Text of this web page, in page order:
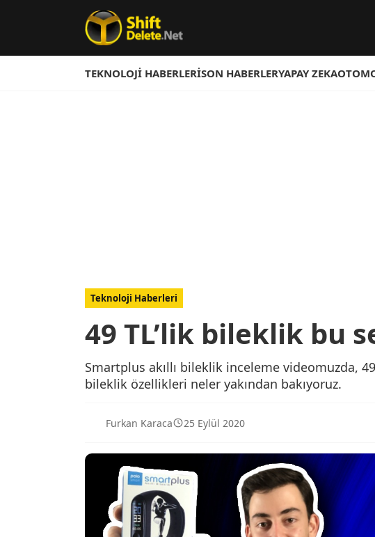
TEKNOLOJI HABERLERISON HABERLERYAPAY ZEKA
Teknoloji Haberleri
49 TL’lik bileklik bu
Smartplus akıllı bileklik inceleme videomuzda,
bileklik özellikleri neler yakından bakıyoruz.
Furkan Karaca 25 Eylül 2020